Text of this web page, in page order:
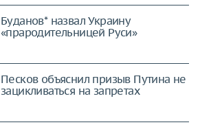
Буданов* назвал Украину
«прародительницей Руси»
Песков объяснил призыв Путина не
зацикливаться на запретах